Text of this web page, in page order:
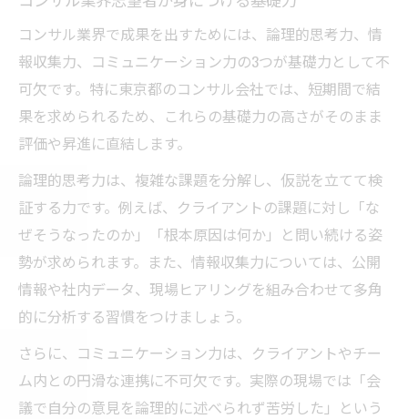
コンサル業界で活躍するリーダーの特徴
東京都コンサル現場で活きるキャリア戦略
東京都コンサルで実践すべきキャリア戦略
転職市場で有利なコンサルの実務経験
コンサル会社ランキングで見る成長環境
東京都コンサルの昇進基準と準備方法
キャリアパスに活かせる業界リサーチ術
年収アップへ導くコンサルの実践的取り組み
年収1000万実現に必要なコンサルの力
転職活動で重視すべきコンサルの評価項目
コンサル会社選びが年収に与える影響
コンサル業界で成果を出すためには、論理的思考力、情
報収集力、コミュニケーション力の3つが基礎力として不
可欠です。特に東京都のコンサル会社では、短期間で結
果を求められるため、これらの基礎力の高さがそのまま
評価や昇進に直結します。
論理的思考力は、複雑な課題を分解し、仮説を立てて検
証する力です。例えば、クライアントの課題に対し「な
ぜそうなったのか」「根本原因は何か」と問い続ける姿
勢が求められます。また、情報収集力については、公開
情報や社内データ、現場ヒアリングを組み合わせて多角
的に分析する習慣をつけましょう。
さらに、コミュニケーション力は、クライアントやチー
ム内との円滑な連携に不可欠です。実際の現場では「会
議で自分の意見を論理的に述べられず苦労した」という